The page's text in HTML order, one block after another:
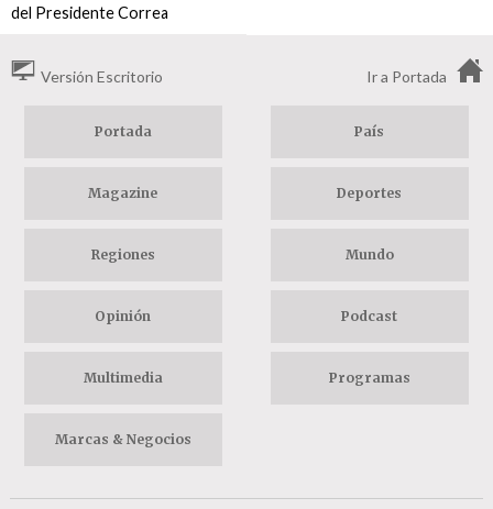
del Presidente Correa
Versión Escritorio Ir a Portada
Portada País
Magazine Deportes
Regiones Mundo
Opinión Podcast
Multimedia Programas
Marcas & Negocios